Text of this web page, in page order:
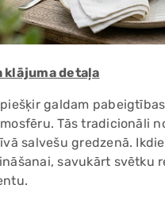
klājuma detaļa
galdam
Tās tradicionāli
salvešu gredzenā.
savukārt svētku